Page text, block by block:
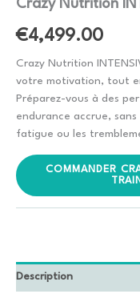
Crazy Nutrition
€4,499.00
Crazy Nutrition
votre motivation, tout
Préparez-vous à des
endurance accrue,
fatigue ou les
COMMANDER
Description